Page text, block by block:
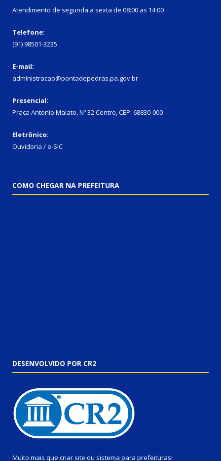
Atendimento de segunda a sexta de 08:00 as 14:00
Telefone:
(91) 98501-3235
E-mail:
administracao@pontadepedras.pa.gov.br
Presencial:
Praça Antonio Malato, Nº 32 Centro, CEP: 68830-000
Eletrônico:
Ouvidoria / e-SIC
COMO CHEGAR NA PREFEITURA
DESENVOLVIDO POR CR2
Muito mais que criar site ou sistema para prefeituras!